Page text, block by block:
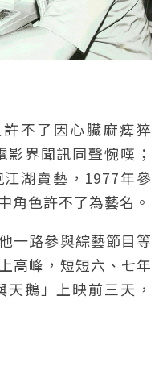
不了因心臟麻痺猝
界聞訊同聲惋嘆；
湖賣藝，1977年參
角色許不了為藝名。
一路參與綜藝節目等
高峰，短短六、七年
鵝」上映前三天，